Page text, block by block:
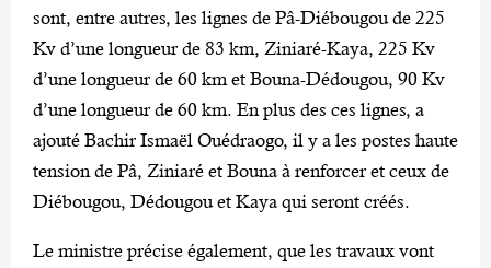
sont, entre autres, les lignes de Pâ-Diébougou de 225
Kv d’une longueur de 83 km, Ziniaré-Kaya, 225 Kv
d’une longueur de 60 km et Bouna-Dédougou, 90 Kv
d’une longueur de 60 km. En plus des ces lignes, a
ajouté Bachir Ismaël Ouédraogo, il y a les postes haute
tension de Pâ, Ziniaré et Bouna à renforcer et ceux de
Diébougou, Dédougou et Kaya qui seront créés.
Le ministre précise également, que les travaux vont